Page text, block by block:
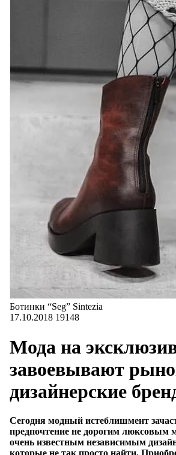
Ботинки “Seg” Sintezia
17.10.2018 19148
Мода на
завоевывают
дизайнерские
Сегодня модный истеблишмент
предпочтение не дорогим люксовым
очень известным независимым